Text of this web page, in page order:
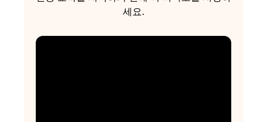
세요.